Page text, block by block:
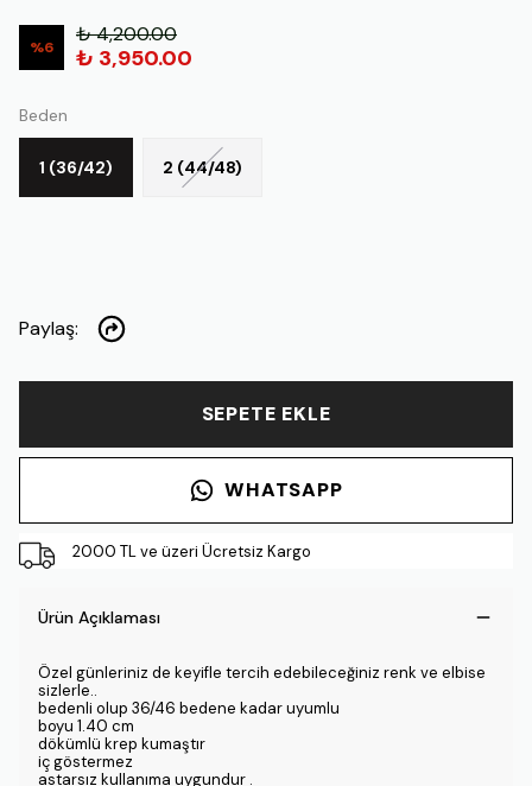
%6
₺ 4,200.00
₺ 3,950.00
Beden
1 (36/42) 2 (44/48)
Paylaş:
SEPETE EKLE
WHATSAPP
2000 TL ve üzeri Ücretsiz Kargo
Ürün Açıklaması
Özel günleriniz de keyifle tercih edebileceğiniz renk ve elbise
sizlerle..
bedenli olup 36/46 bedene kadar uyumlu
boyu 1.40 cm
dökümlü krep kumaştır
iç göstermez
astarsız kullanıma uygundur .